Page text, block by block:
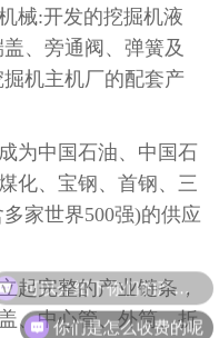
械:开发的挖掘机液
、旁通阀、弹簧及
机主机厂的配套产
为中国石油、中国石
化、宝钢、首钢、三
家世界500强)的供应
起完整的产业链条，
、中心管、外筒、折
可以介绍下你们的产品么
你们是怎么收费的呢